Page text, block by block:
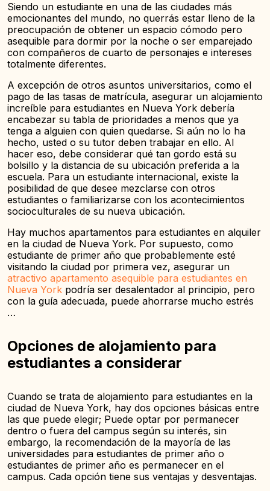
Siendo un estudiante en una de las ciudades más
emocionantes del mundo, no querrás estar lleno de la
preocupación de obtener un espacio cómodo pero
asequible para dormir por la noche o ser emparejado
con compañeros de cuarto de personajes e intereses
totalmente diferentes.
A excepción de otros asuntos universitarios, como el
pago de las tasas de matrícula, asegurar un alojamiento
increíble para estudiantes en Nueva York debería
encabezar su tabla de prioridades a menos que ya
tenga a alguien con quien quedarse. Si aún no lo ha
hecho, usted o su tutor deben trabajar en ello. Al
hacer eso, debe considerar qué tan gordo está su
bolsillo y la distancia de su ubicación preferida a la
escuela. Para un estudiante internacional, existe la
posibilidad de que desee mezclarse con otros
estudiantes o familiarizarse con los acontecimientos
socioculturales de su nueva ubicación.
Hay muchos apartamentos para estudiantes en alquiler
en la ciudad de Nueva York. Por supuesto, como
estudiante de primer año que probablemente esté
visitando la ciudad por primera vez, asegurar un
atractivo apartamento asequible para estudiantes en
Nueva York podría ser desalentador al principio, pero
con la guía adecuada, puede ahorrarse mucho estrés
…
Opciones de alojamiento para
estudiantes a considerar
Cuando se trata de alojamiento para estudiantes en la
ciudad de Nueva York, hay dos opciones básicas entre
las que puede elegir; Puede optar por permanecer
dentro o fuera del campus según su interés, sin
embargo, la recomendación de la mayoría de las
universidades para estudiantes de primer año o
estudiantes de primer año es permanecer en el
campus. Cada opción tiene sus ventajas y desventajas.